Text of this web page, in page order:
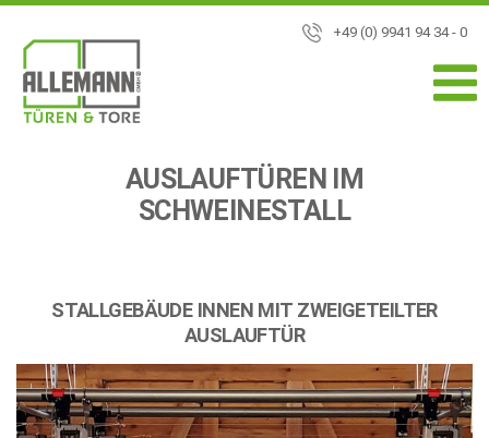
+49 (0) 9941 94 34 - 0
AUSLAUFTÜREN IM
SCHWEINESTALL
STALLGEBÄUDE INNEN MIT ZWEIGETEILTER
AUSLAUFTÜR